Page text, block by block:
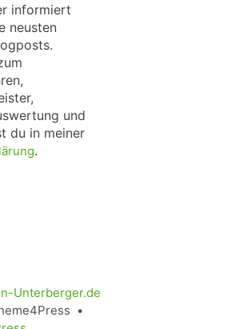
informiert
neusten
und
du in meiner
.
Unterberger.de
•